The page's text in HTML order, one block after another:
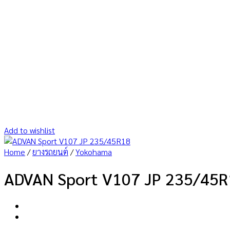
Add to wishlist
Home /ยางรถยนต์ /Yokohama
ADVAN Sport V107 JP 235/